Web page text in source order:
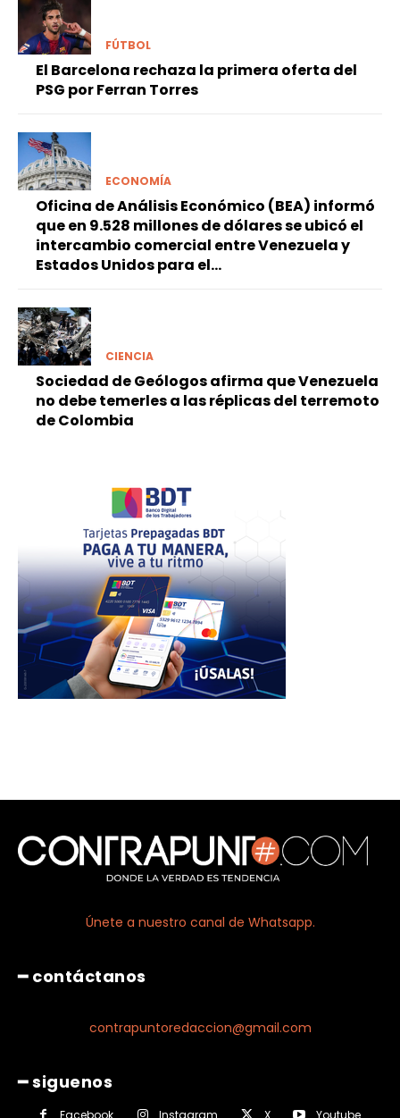
FÚTBOL
El Barcelona rechaza la primera oferta del
PSG por Ferran Torres
ECONOMÍA
Oficina de Análisis Económico (BEA) informó
que en 9.528 millones de dólares se ubicó el
intercambio comercial entre Venezuela y
Estados Unidos para el...
CIENCIA
Sociedad de Geólogos afirma que Venezuela
no debe temerles a las réplicas del terremoto
de Colombia
Únete a nuestro canal de Whatsapp.
━ contáctanos
contrapuntoredaccion@gmail.com
━ siguenos
Facebook Instagram X Youtube